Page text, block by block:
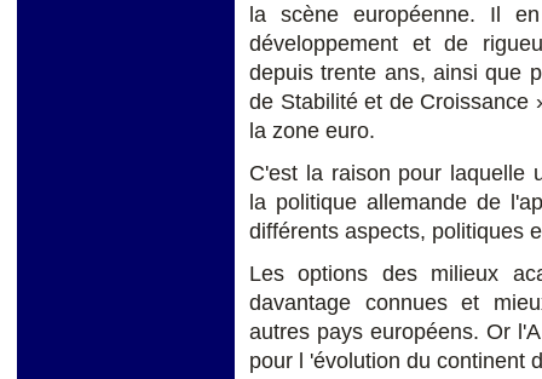
la scène européenne. Il
développement et de
depuis trente ans, ainsi que
de Stabilité et de Croissance
la zone euro.
C'est la raison pour laquelle
la politique allemande de
différents aspects, politiques
Les options des milieux
davantage connues et
autres pays européens. Or
pour l 'évolution du continent